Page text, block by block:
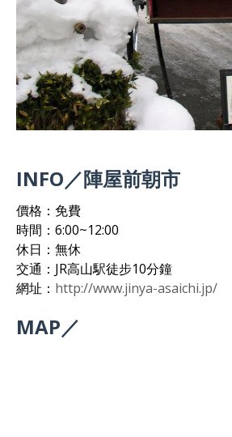
INFO／陣屋前朝市
價格：免費
時間：6:00~12:00
休日：無休
交通：JR高山駅徒步10分鐘
網址： http://www.jinya-asaichi.jp/
MAP／